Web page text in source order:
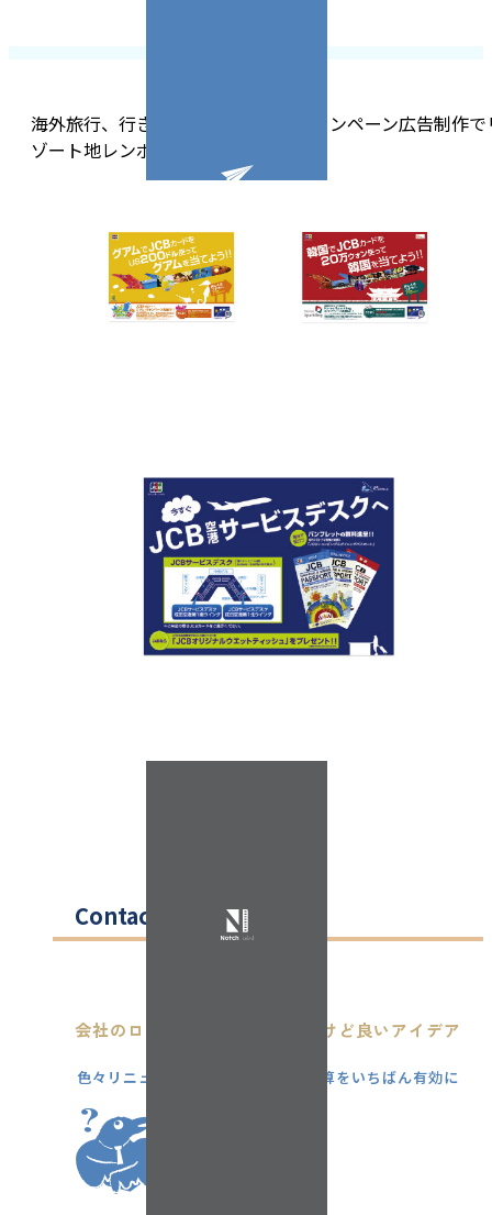
海外旅行、行きたいーと思ったらキャンペーン広告制作で
ゾート地レンポジ見放題。
Contact
会社のロゴも名刺も一新したいけど良いアイデア
色々リニューアルを考えてるけど予算をいちばん有効に